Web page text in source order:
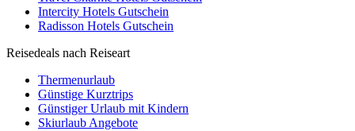
Intercity Hotels Gutschein
Radisson Hotels Gutschein
Reisedeals nach Reiseart
Thermenurlaub
Günstige Kurztrips
Günstiger Urlaub mit Kindern
Skiurlaub Angebote